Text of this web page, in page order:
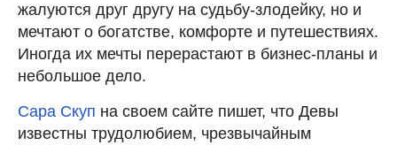
жалуются друг другу на судьбу-злодейку, но и
мечтают о богатстве, комфорте и путешествиях.
Иногда их мечты перерастают в бизнес-планы и
небольшое дело.
Сара Скуп на своем сайте пишет, что Девы
известны трудолюбием, чрезвычайным